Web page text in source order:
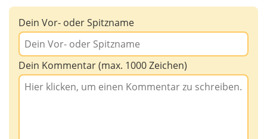
Dein Vor- oder Spitzname
Dein Kommentar (max. 1000 Zeichen)